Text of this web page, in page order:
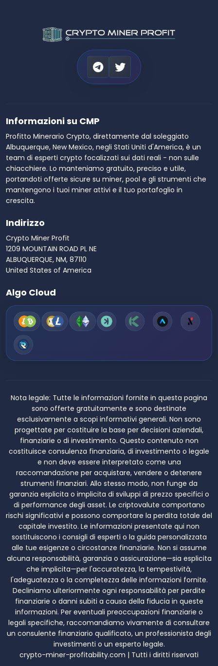
Informazioni su CMP
Profitto Minerario Crypto, direttamente dal soleggiato
Albuquerque, New Mexico, negli Stati Uniti d'America, è un
team di esperti crypto focalizzati sui dati reali - non sulle
chiacchiere. Lo manteniamo gratuito, preciso e utile,
portandoti offerte sicure su miner, pool e gli strumenti che
mantengono i tuoi miner attivi e il tuo portafoglio in
crescita.
Indirizzo
Crypto Miner Profit
1209 MOUNTAIN ROAD PL NE
ALBUQUERQUE, NM, 87110
United States of America
Algo Cloud
Nota legale: Tutte le informazioni fornite in questa pagina
sono offerte gratuitamente e sono destinate
esclusivamente a scopi informativi generali. Non sono
progettate per costituire la base per decisioni aziendali,
finanziarie o di investimento. Questo contenuto non
costituisce consulenza finanziaria, di investimento o legale
e non deve essere interpretato come una
raccomandazione per acquistare, vendere o detenere
strumenti finanziari. Allo stesso modo, non funge da
garanzia esplicita o implicita di sviluppi di prezzo specifici o
di performance degli asset. Le criptovalute comportano
rischi significativi e possono comportare la perdita totale del
capitale investito. Le informazioni presentate qui non
sostituiscono i consigli di esperti o la guida personalizzata
alle tue esigenze o circostanze finanziarie. Non si assume
alcuna responsabilità, garanzia o assicurazione—sia esplicita
che implicita—per l'accuratezza, la tempestività,
l'adeguatezza o la completezza delle informazioni fornite.
Decliniamo ulteriormente ogni responsabilità per perdite
finanziarie o danni subiti a causa della fiducia in queste
informazioni. Per eventuali preoccupazioni finanziarie o
legali specifiche, raccomandiamo vivamente di consultare
un consulente finanziario qualificato, un professionista degli
investimenti o un esperto legale.
crypto-miner-profitability.com | Tutti i diritti riservati